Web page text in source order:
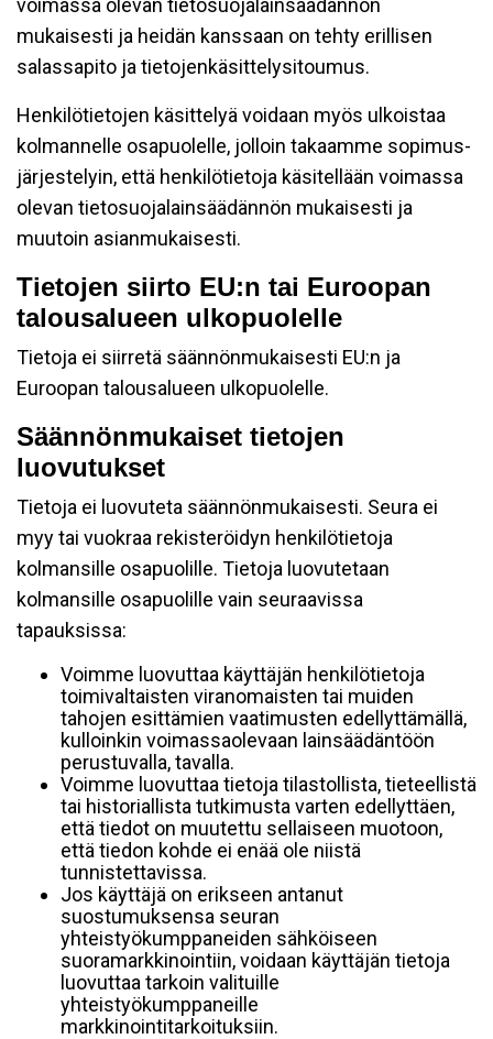
voimassa olevan tietosuojalainsäädännön
mukaisesti ja heidän kanssaan on tehty erillisen
salassapito ja tietojenkäsittelysitoumus.
Henkilötietojen käsittelyä voidaan myös ulkoistaa
kolmannelle osapuolelle, jolloin takaamme sopimus-
järjestelyin, että henkilötietoja käsitellään voimassa
olevan tietosuojalainsäädännön mukaisesti ja
muutoin asianmukaisesti.
Tietojen siirto EU:n tai Euroopan
talousalueen ulkopuolelle
Tietoja ei siirretä säännönmukaisesti EU:n ja
Euroopan talousalueen ulkopuolelle.
Säännönmukaiset tietojen
luovutukset
Tietoja ei luovuteta säännönmukaisesti. Seura ei
myy tai vuokraa rekisteröidyn henkilötietoja
kolmansille osapuolille. Tietoja luovutetaan
kolmansille osapuolille vain seuraavissa
tapauksissa:
Voimme luovuttaa käyttäjän henkilötietoja
toimivaltaisten viranomaisten tai muiden
tahojen esittämien vaatimusten edellyttämällä,
kulloinkin voimassaolevaan lainsäädäntöön
perustuvalla, tavalla.
Voimme luovuttaa tietoja tilastollista, tieteellistä
tai historiallista tutkimusta varten edellyttäen,
että tiedot on muutettu sellaiseen muotoon,
että tiedon kohde ei enää ole niistä
tunnistettavissa.
Jos käyttäjä on erikseen antanut
suostumuksensa seuran
yhteistyökumppaneiden sähköiseen
suoramarkkinointiin, voidaan käyttäjän tietoja
luovuttaa tarkoin valituille
yhteistyökumppaneille
markkinointitarkoituksiin.